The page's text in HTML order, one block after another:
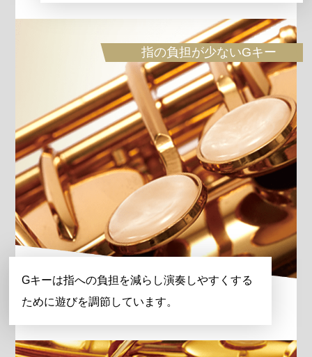
指の負担が少ないGキー
Gキーは指への負担を減らし演奏しやすくする
ために遊びを調節しています。